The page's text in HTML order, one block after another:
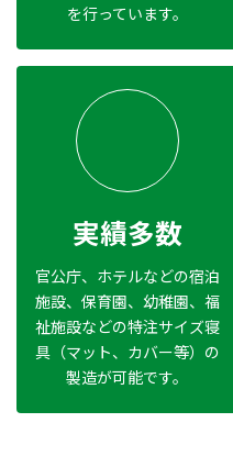
を行っています。
実績多数
官公庁、ホテルなどの宿泊
施設、保育園、幼稚園、福
祉施設などの特注サイズ寝
具（マット、カバー等）の
製造が可能です。